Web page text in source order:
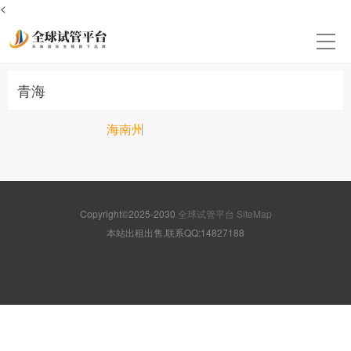
<
青海
海南州
Copyright©2025-2030 全球试管平台 SiteMap
本站出租出售,联系QQ:14827188